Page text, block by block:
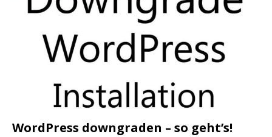
WordPress downgraden – so geht’s!